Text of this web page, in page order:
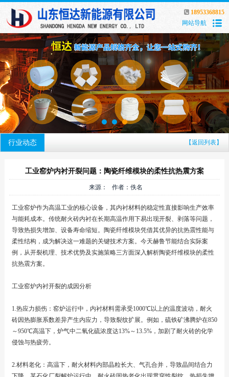
18953368815
网站导航
行业动态 【返回列表】
工业窑炉内衬开裂问题：陶瓷纤维模块的柔性抗热震方案
来源： 作者：佚名
工业窑炉作为高温工业的核心设备，其内衬材料的稳定性直接影响生产效率
与能耗成本。传统耐火砖内衬在长期高温作用下易出现开裂、剥落等问题，
导致热损失增加、设备寿命缩短。陶瓷纤维模块凭借其优异的抗热震性能与
柔性结构，成为解决这一难题的关键技术方案。今天赫鲁节能结合实际案
例，从开裂机理、技术优势及实施策略三方面深入解析陶瓷纤维模块的柔性
抗热震方案。
工业窑炉内衬开裂的成因分析
1.热应力损伤：窑炉运行中，内衬材料需承受1000℃以上的温度波动，耐火
砖因热膨胀系数差异产生内应力，导致裂纹扩展。例如，硫铁矿沸腾炉在850
～950℃高温下，炉气中二氧化硫浓度达13%～13.5%，加剧了耐火砖的化学
侵蚀与热疲劳。
2.材料老化：高温下，耐火材料内部晶粒长大、气孔合并，导致晶间结合力